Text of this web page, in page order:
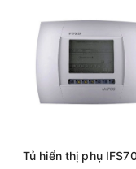
Tủ hiển thị phụ